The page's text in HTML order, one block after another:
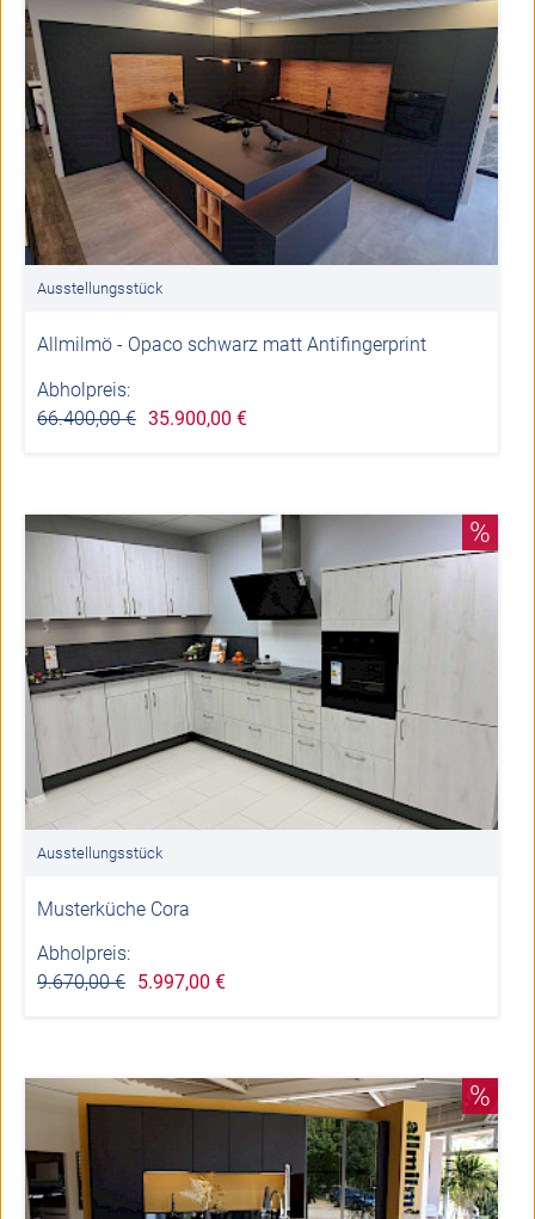
Ausstellungsstück
Allmilmö - Opaco schwarz matt Antifingerprint
Abholpreis:
66.400,00 € 35.900,00 €
%
Ausstellungsstück
Musterküche Cora
Abholpreis:
9.670,00 € 5.997,00 €
%